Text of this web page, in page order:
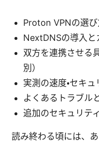
Proton VPNの選
NextDNSの導入と
双方を連携させる
別）
実測の速度・セキ
よくあるトラブル
追加のセキュリテ
読み終わる頃には、